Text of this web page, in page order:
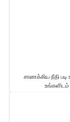
சாணக்கிய நீதி
உங்களிடம்